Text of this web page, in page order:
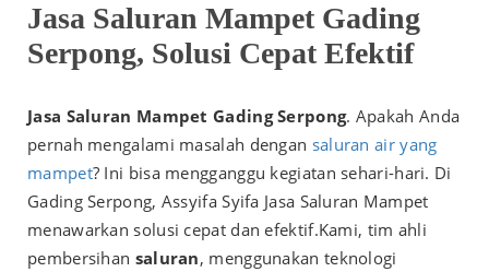
Jasa Saluran Mampet Gading
Serpong, Solusi Cepat Efektif
Jasa Saluran Mampet Gading Serpong. Apakah Anda
pernah mengalami masalah dengan saluran air yang
mampet? Ini bisa mengganggu kegiatan sehari-hari. Di
Gading Serpong, Assyifa Syifa Jasa Saluran Mampet
menawarkan solusi cepat dan efektif.Kami, tim ahli
pembersihan saluran, menggunakan teknologi